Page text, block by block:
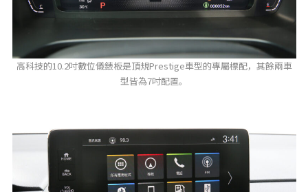
高科技的10.2吋數位儀錶板是頂規Prestige車型的專屬標配，其餘兩車
型皆為7吋配置。